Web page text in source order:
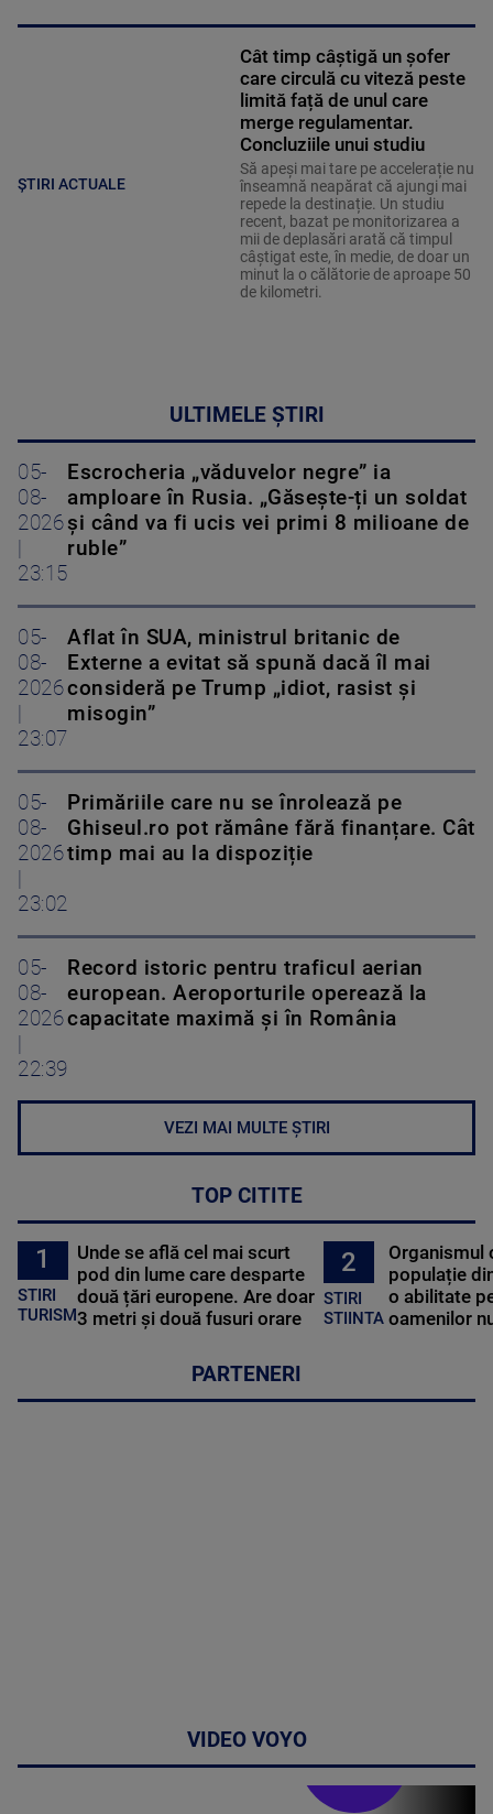
ȘTIRI ACTUALE
Cât timp câștigă un șofer
care circulă cu viteză peste
limită față de unul care
merge regulamentar.
Concluziile unui studiu
Să apeși mai tare pe accelerație nu
înseamnă neapărat că ajungi mai
repede la destinație. Un studiu
recent, bazat pe monitorizarea a
mii de deplasări arată că timpul
câștigat este, în medie, de doar un
minut la o călătorie de aproape 50
de kilometri.
ULTIMELE ȘTIRI
05-
08-
2026
23:15
Escrocheria „văduvelor negre” ia
amploare în Rusia. „Găsește-ți un soldat
și când va fi ucis vei primi 8 milioane de
ruble”
05-
08-
2026
23:07
Aflat în SUA, ministrul britanic de
Externe a evitat să spună dacă îl mai
consideră pe Trump „idiot, rasist și
misogin”
05-
08-
2026
23:02
Primăriile care nu se înrolează pe
Ghiseul.ro pot rămâne fără finanțare. Cât
timp mai au la dispoziție
05-
08-
2026
22:39
Record istoric pentru traficul aerian
european. Aeroporturile operează la
capacitate maximă și în România
VEZI MAI MULTE ȘTIRI
TOP CITITE
1
STIRI
TURISM
Unde se află cel mai scurt
pod din lume care desparte
două țări europene. Are doar
3 metri și două fusuri orare
2
STIRI
STIINTA
Organismul
populație
o abilitate
oamenilor
PARTENERI
VIDEO VOYO